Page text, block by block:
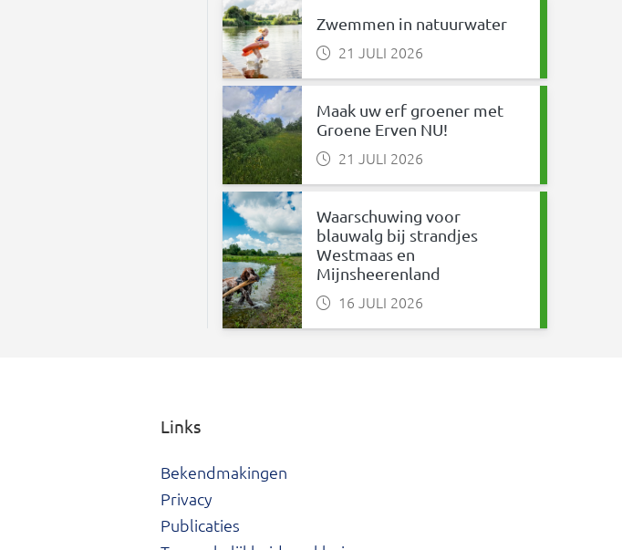
Zwemmen in natuurwater
21 JULI 2026
Maak uw erf groener met
Groene Erven NU!
21 JULI 2026
Waarschuwing voor
blauwalg bij strandjes
Westmaas en
Mijnsheerenland
16 JULI 2026
Links
Bekendmakingen
Privacy
Publicaties